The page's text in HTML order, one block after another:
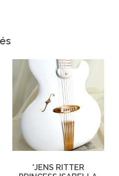
*JENS RITTER